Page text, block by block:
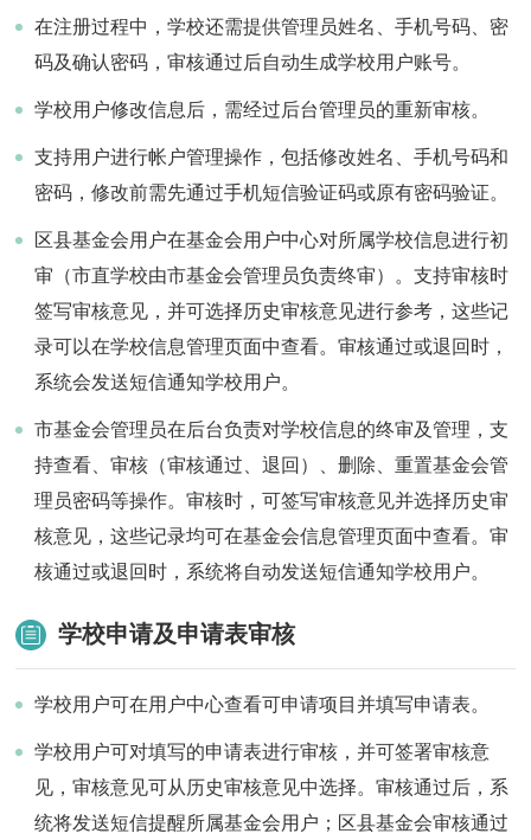
在注册过程中，学校还需提供管理员姓名、手机号码、密
码及确认密码，审核通过后自动生成学校用户账号。
学校用户修改信息后，需经过后台管理员的重新审核。
支持用户进行帐户管理操作，包括修改姓名、手机号码和
密码，修改前需先通过手机短信验证码或原有密码验证。
区县基金会用户在基金会用户中心对所属学校信息进行初
审（市直学校由市基金会管理员负责终审）。支持审核时
签写审核意见，并可选择历史审核意见进行参考，这些记
录可以在学校信息管理页面中查看。审核通过或退回时，
系统会发送短信通知学校用户。
市基金会管理员在后台负责对学校信息的终审及管理，支
持查看、审核（审核通过、退回）、删除、重置基金会管
理员密码等操作。审核时，可签写审核意见并选择历史审
核意见，这些记录均可在基金会信息管理页面中查看。审
核通过或退回时，系统将自动发送短信通知学校用户。
学校申请及申请表审核
学校用户可在用户中心查看可申请项目并填写申请表。
学校用户可对填写的申请表进行审核，并可签署审核意
见，审核意见可从历史审核意见中选择。审核通过后，系
统将发送短信提醒所属基金会用户；区县基金会审核通过